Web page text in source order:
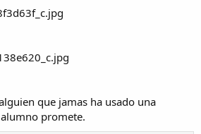
que jamas ha usado una
promete.